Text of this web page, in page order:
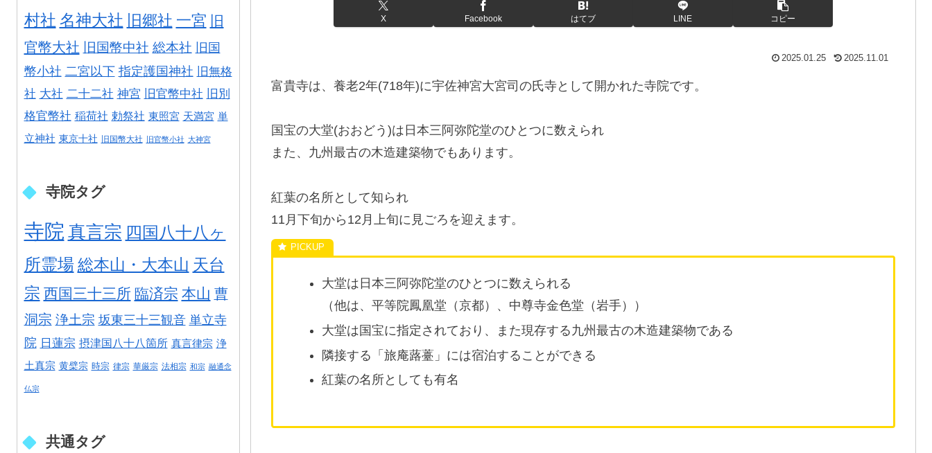
X Facebook はてブ LINE コピー
2025.01.25 2025.11.01
富貴寺は、養老2年(718年)に宇佐神宮大宮司の氏寺として開かれた寺院です。
国宝の大堂(おおどう)は日本三阿弥陀堂のひとつに数えられ
また、九州最古の木造建築物でもあります。
紅葉の名所として知られ
11月下旬から12月上旬に見ごろを迎えます。
大堂は日本三阿弥陀堂のひとつに数えられる
（他は、平等院鳳凰堂（京都）、中尊寺金色堂（岩手））
大堂は国宝に指定されており、また現存する九州最古の木造建築物である
隣接する「旅庵蕗薹」には宿泊することができる
紅葉の名所としても有名
村社 名神大社 旧郷社 一宮
旧
官幣大社
旧国幣中社 総本社
旧国
幣小社 二宮以下 指定護国神社 旧無格
社 大社 二十二社 神宮 旧官幣中社
旧別
格官幣社 稲荷社 勅祭社 東照宮 天満宮 単
立神社 東京十社 旧国幣大社 旧官幣小社 大神宮
寺院タグ
寺院 真言宗 四国八十八ヶ
所霊場 総本山・大本山 天台
宗 西国三十三所 臨済宗 本山 曹
洞宗 浄土宗 坂東三十三観音 単立寺
院 日蓮宗 摂津国八十八箇所 真言律宗 浄
土真宗 黄檗宗 時宗 律宗 華厳宗 法相宗 和宗 融通念
仏宗
共通タグ